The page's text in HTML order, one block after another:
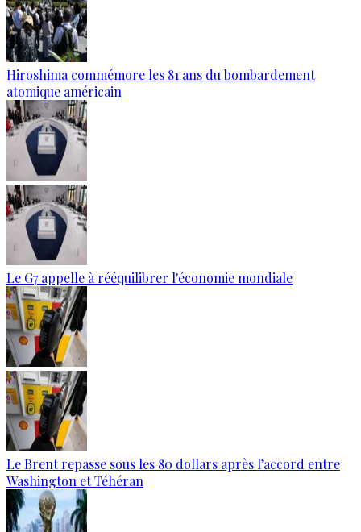
Hiroshima commémore les 81 ans du bombardement
atomique américain
Le G7 appelle à rééquilibrer l'économie mondiale
Le Brent repasse sous les 80 dollars après l’accord entre
Washington et Téhéran